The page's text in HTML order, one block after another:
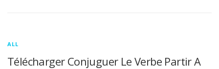
ALL
Télécharger Conjuguer Le Verbe Partir A